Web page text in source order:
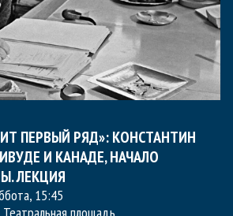
ПЕРВЫЙ РЯД»: КОНСТАНТИН
И КАНАДЕ, НАЧАЛО
ЛЕКЦИЯ
, 15:45